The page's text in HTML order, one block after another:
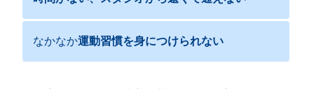
なかなか運動習慣を身につけられない